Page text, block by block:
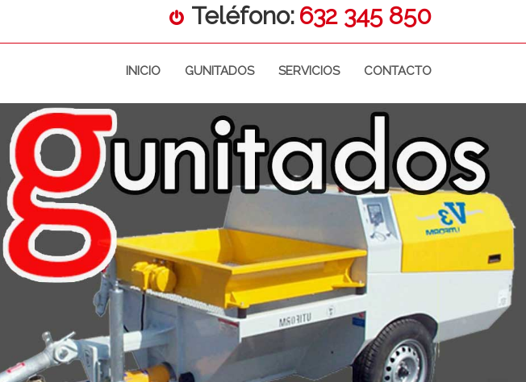
Teléfono: 632 345 850
INICIO GUNITADOS SERVICIOS CONTACTO